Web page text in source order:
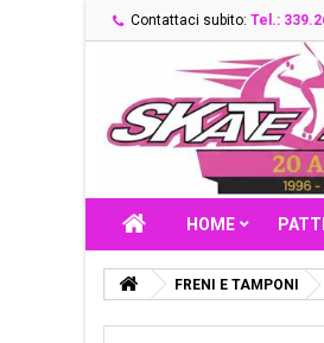
Contattaci subito: Tel.:
HOME
FRENI E TAMPONI